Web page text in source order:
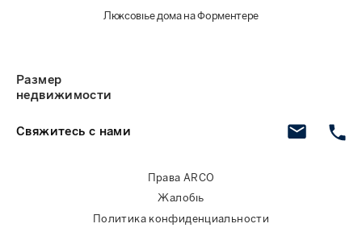
Люксовые дома на Форментере
Свяжитесь с нами
Размер
недвижимости
Права ARCO
Жалобы
Политика конфиденциальности